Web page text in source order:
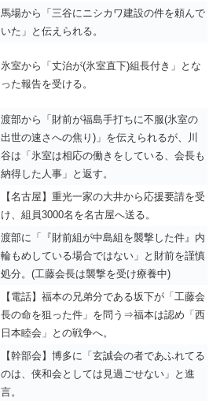
馬場から「三谷にニシカワ建設の件を頼んで
いた」と伝えられる。
氷室から「丈治が(氷室直下)組長付き」とな
った報告を受ける。
渡部から「財前が福島手打ちに不服(氷室の
出世の速さへの焦り)」を伝えられるが、川
谷は「氷室は相応の働きをしている、会長も
納得した人事」と返す。
【名古屋】重光一家の大井から応援要請を受
け、組員3000名を名古屋へ送る。
渡部に「『財前組が中島組を襲撃した件』内
輪もめしている場合ではない」と財前を謹慎
処分。(工藤会長は襲撃を受け療養中)
【電話】福本の兄弟分である坂下が「工藤会
長の命を狙った件」を問う⇒福本は認め「西
日本睦会」との戦争へ。
【幹部会】博多に「玄誠会の者であふれてる
のは、侠和会としては見過ごせない」と進
言。